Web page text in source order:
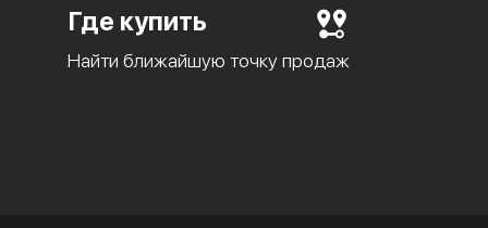
Где купить
Найти ближайшую точку продаж